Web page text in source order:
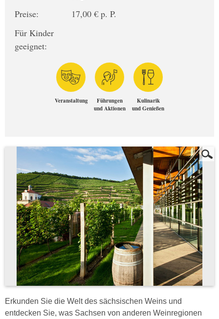
Preise:
17,00 € p. P.
Für Kinder
geeignet:
Veranstaltung
Führungen
und Aktionen
Kulinarik
und Genießen
Erkunden Sie die Welt des sächsischen Weins und
entdecken Sie, was Sachsen von anderen Weinregionen